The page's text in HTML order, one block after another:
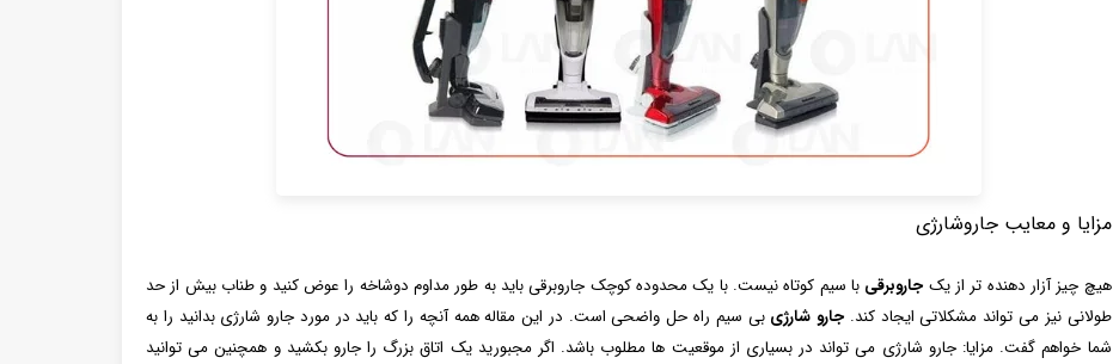
مزایا و معایب جاروشارژی
هیچ چیز آزار دهنده تر از یک جاروبرقیبا سیم کوتاه نیست. با یک محدوده کوچک جاروبرقی باید به طور مداوم دوشاخه را عوض کنید و طناب بیش از حد
طولانی نیز می تواند مشکلاتی ایجاد کند. جارو شارژیبی سیم راه حل واضحی است. در این مقاله همه آنچه را که باید در مورد جارو شارژی بدانید را به
شما خواهم گفت. مزایا: جارو شارژی می تواند در بسیاری از موقعیت ها مطلوب باشد. اگر مجبورید یک اتاق بزرگ را جارو بکشید و همچنین می توانید